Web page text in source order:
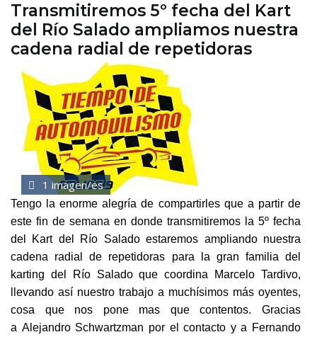
Transmitiremos 5º fecha del Kart
del Río Salado ampliamos nuestra
cadena radial de repetidoras
1 imagen/es
Tengo la enorme alegría de compartirles que a partir de
este fin de semana en donde transmitiremos la 5º fecha
del Kart del Río Salado estaremos ampliando nuestra
cadena radial de repetidoras para la gran familia del
karting del Río Salado que coordina Marcelo Tardivo,
llevando así nuestro trabajo a muchísimos más oyentes,
cosa que nos pone mas que contentos. Gracias
a Alejandro Schwartzman por el contacto y a Fernando